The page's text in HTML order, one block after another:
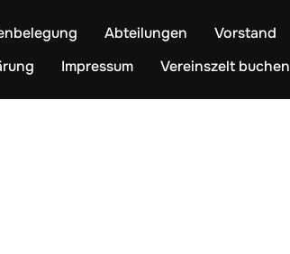
Abteilungen
Vorstand
Impressum Vereinszelt buchen